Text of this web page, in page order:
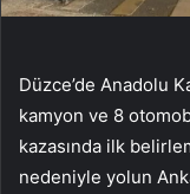
Düzce’de Anadolu
kamyon ve 8
kazasında ilk
nedeniyle yolun